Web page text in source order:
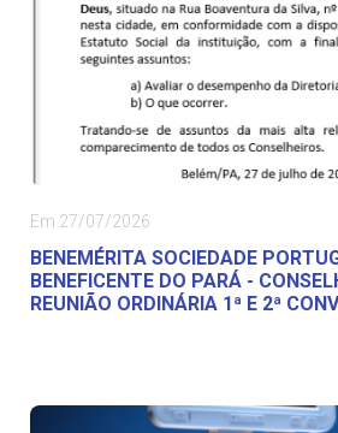
Em 27/07/2026
BENEMÉRITA SOCIEDADE
BENEFICENTE DO PARÁ -
REUNIÃO ORDINÁRIA 1ª E 2ª